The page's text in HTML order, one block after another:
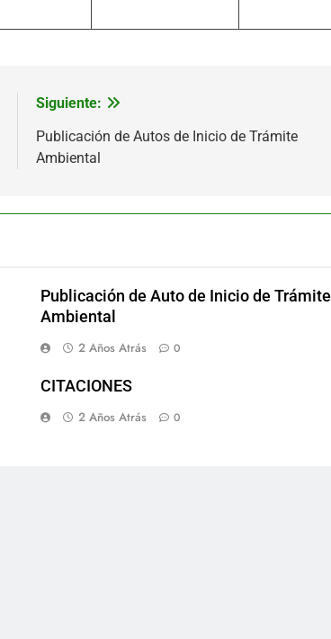
Siguiente:
Publicación de Autos de Inicio de Trámite
Ambiental
Publicación de Auto de Inicio de Trámite
Ambiental
2 Años Atrás 0
CITACIONES
2 Años Atrás 0